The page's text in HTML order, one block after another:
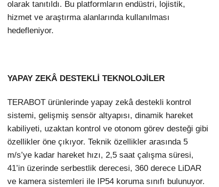
olarak tanıtıldı. Bu platformların endüstri, lojistik,
hizmet ve araştırma alanlarında kullanılması
hedefleniyor.
YAPAY ZEKÂ DESTEKLİ TEKNOLOJİLER
TERABOT ürünlerinde yapay zekâ destekli kontrol
sistemi, gelişmiş sensör altyapısı, dinamik hareket
kabiliyeti, uzaktan kontrol ve otonom görev desteği gibi
özellikler öne çıkıyor. Teknik özellikler arasında 5
m/s’ye kadar hareket hızı, 2,5 saat çalışma süresi,
41’in üzerinde serbestlik derecesi, 360 derece LiDAR
ve kamera sistemleri ile IP54 koruma sınıfı bulunuyor.